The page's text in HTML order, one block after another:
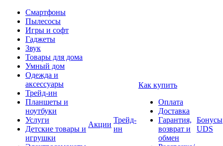
Смартфоны
Пылесосы
Игры и софт
Гаджеты
Звук
Товары для дома
Умный дом
Одежда и
аксессуары
Трейд-ин
Планшеты и
ноутбуки
Услуги
Детские товары и
игрушки
Акции
Трейд-
ин
Как купить
Оплата
Доставка
Гарантия,
возврат и
обмен
Бонусы
UDS